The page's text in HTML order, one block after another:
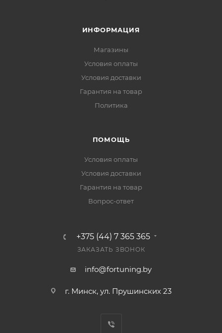
ИНФОРМАЦИЯ
Магазины
Условия оплаты
Условия доставки
Гарантия на товар
Политика
ПОМОЩЬ
Условия оплаты
Условия доставки
Гарантия на товар
Вопрос-ответ
+375 (44) 7 365 365
ЗАКАЗАТЬ ЗВОНОК
info@fortuning.by
г. Минск, ул. Прушинских 23